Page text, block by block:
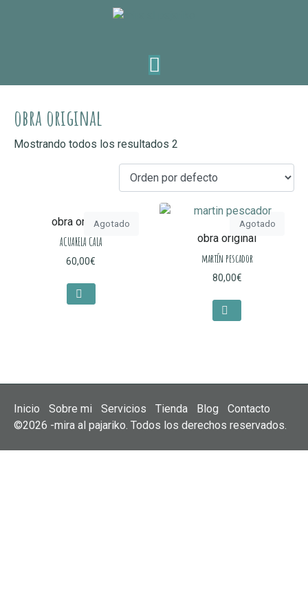
obra original
Mostrando todos los resultados 2
Agotado
obra original
ACUARELA CALA
60,00€
Agotado
obra original
martín pescador
80,00€
Inicio Sobre mi Servicios Tienda Blog
Contacto
©2026 -mira al pajariko. Todos los derechos reservados.